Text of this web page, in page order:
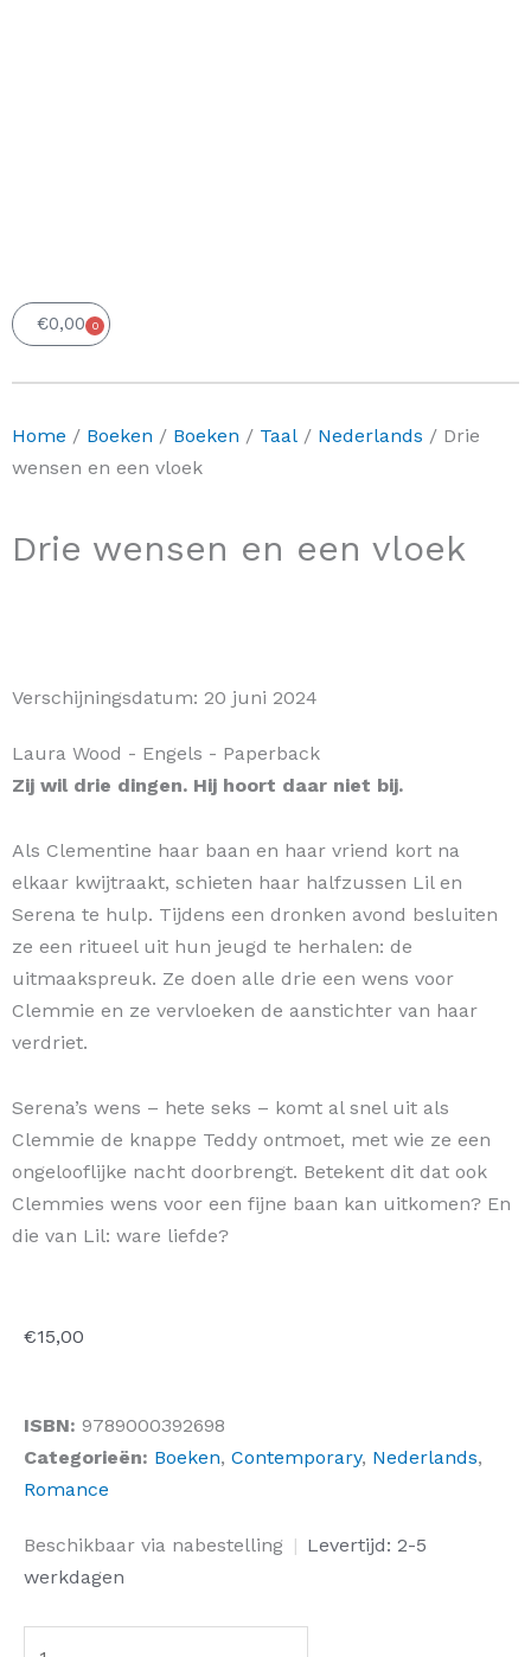
€0,00 0
Winkelwagen
Home / Boeken / Boeken / Taal / Nederlands / Drie
wensen en een vloek
Drie wensen en een vloek
Verschijningsdatum: 20 juni 2024
Laura Wood - Engels - Paperback
Zij wil drie dingen. Hij hoort daar niet bij.
Als Clementine haar baan en haar vriend kort na
elkaar kwijtraakt, schieten haar halfzussen Lil en
Serena te hulp. Tijdens een dronken avond besluiten
ze een ritueel uit hun jeugd te herhalen: de
uitmaakspreuk. Ze doen alle drie een wens voor
Clemmie en ze vervloeken de aanstichter van haar
verdriet.
Serena’s wens – hete seks – komt al snel uit als
Clemmie de knappe Teddy ontmoet, met wie ze een
ongelooflijke nacht doorbrengt. Betekent dit dat ook
Clemmies wens voor een fijne baan kan uitkomen? En
die van Lil: ware liefde?
€15,00
ISBN: 9789000392698
Categorieën: Boeken, Contemporary, Nederlands,
Romance
Beschikbaar via nabestelling | Levertijd: 2-5
werkdagen
Drie
wensen